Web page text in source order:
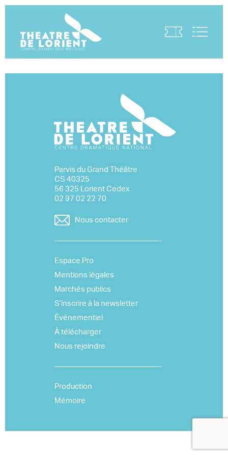
Visite virtuelle
Parvis du Grand Théâtre
CS 40325
56 325 Lorient Cedex
02 97 02 22 70
Nous contacter
Espace Pro
Mentions légales
Marchés publics
S’inscrire à la newsletter
Événementiel
À télécharger
Nous rejoindre
Production
Mémoire